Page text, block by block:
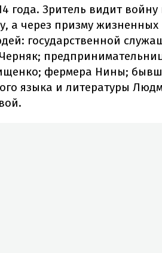
года. Зритель видит войну
а через призму жизненных
государственной
фермера Нины;
языка и литературы